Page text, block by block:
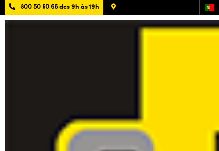
800 50 60 66 das 9h às 19h